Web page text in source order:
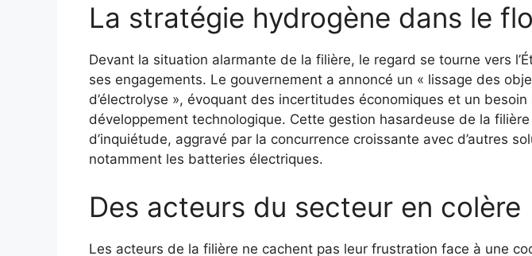
La stratégie hydrogène dans le
Devant la situation alarmante de la filière, le regard se tourne vers
ses engagements. Le gouvernement a annoncé un « lissage des
d’électrolyse », évoquant des incertitudes économiques et un besoin
développement technologique. Cette gestion hasardeuse de la
d’inquiétude, aggravé par la concurrence croissante avec d’autres
notamment les batteries électriques.
Des acteurs du secteur en colère
Les acteurs de la filière ne cachent pas leur frustration face à une